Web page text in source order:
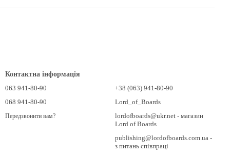
Контактна інформація
063 941-80-90
068 941-80-90
Передзвонити вам?
+38 (063) 941-80-90
Lord_of_Boards
lordofboards@ukr.net - магазин
Lord of Boards
publishing@lordofboards.com.ua -
з питань співпраці